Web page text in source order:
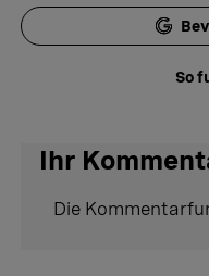
So
Ihr
Die